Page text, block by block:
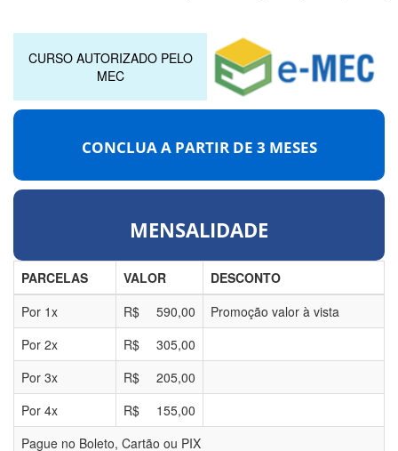
CURSO AUTORIZADO PELO
MEC
CONCLUA A PARTIR DE 3 MESES
MENSALIDADE
PARCELAS VALOR
DESCONTO
Por 1x R$ 590,00
Promoção valor à vista
Por 2x R$
305,00
Por 3x R$
205,00
Por 4x R$
155,00
Pague no Boleto, Cartão ou PIX